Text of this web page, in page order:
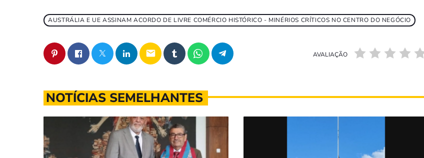
AUSTRÁLIA E UE ASSINAM ACORDO DE LIVRE COMÉRCIO HISTÓRICO - MINÉRIOS CRÍTICOS NO CENTRO DO NEGÓCIO
email AVALIAÇÃO
NOTÍCIAS SEMELHANTES